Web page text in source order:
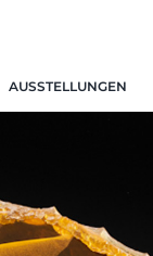
AUSSTELLUNGEN